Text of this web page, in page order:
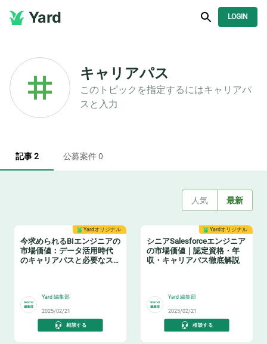
Yard LOGIN
キャリアパス
このトピックを指定するにはキャリアパ
ス と入力
記事 2 公募案件 0
人気 最新
Yardオリジナル
今求められるBIエンジニアの
市場価値：データ活用時代
のキャリアパスと必要なス
Yard 編集部
2025/02/21
相談する
Yardオリジナル
シニアSalesforceエンジニア
の市場価値｜認定資格・年
収・キャリアパス徹底解説
Yard 編集部
2025/02/21
相談する